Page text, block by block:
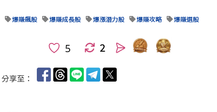
爆賺飆股 爆賺成長股 爆漲潛力股 爆賺攻略 爆賺選股
2
分享至：